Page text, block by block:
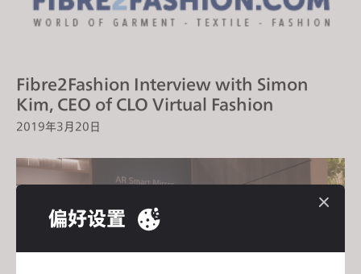
Fibre2Fashion Interview with Simon
Kim, CEO of CLO Virtual Fashion
2019年3月20日
偏好设置